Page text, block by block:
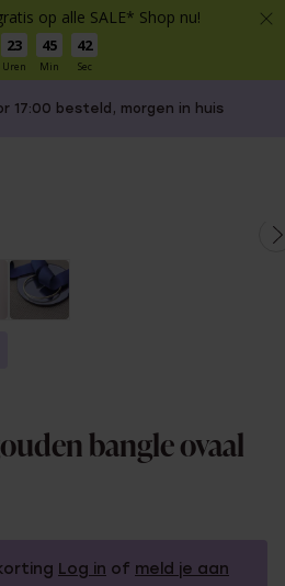
op alle SALE* Shop nu!
23
Uren
45
Min
42
Sec
17:00 besteld, morgen in huis
bangle ovaal
Log in of meld je aan